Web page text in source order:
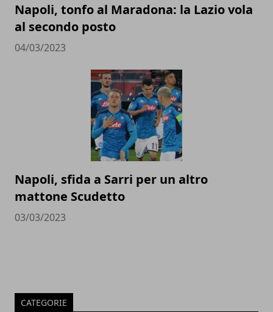
Napoli, tonfo al Maradona: la Lazio vola
al secondo posto
04/03/2023
Napoli, sfida a Sarri per un altro
mattone Scudetto
03/03/2023
CATEGORIE